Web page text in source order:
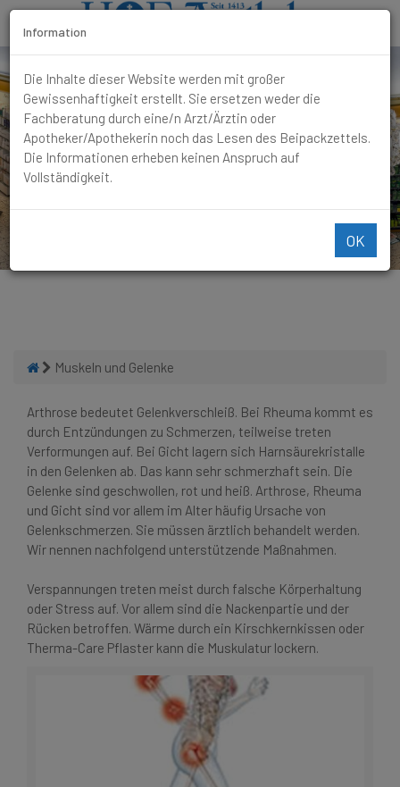
a
i
g
Muskeln und Gelenke
Arthrose bedeutet Gelenkverschleiß. Bei Rheuma kommt es
durch Entzündungen zu Schmerzen, teilweise treten
Verformungen auf. Bei Gicht lagern sich Harnsäurekristalle
in den Gelenken ab. Das kann sehr schmerzhaft sein. Die
Gelenke sind geschwollen, rot und heiß. Arthrose, Rheuma
und Gicht sind vor allem im Alter häufig Ursache von
Gelenkschmerzen. Sie müssen ärztlich behandelt werden.
Wir nennen nachfolgend unterstützende Maßnahmen.
Verspannungen treten meist durch falsche Körperhaltung
oder Stress auf. Vor allem sind die Nackenpartie und der
Rücken betroffen. Wärme durch ein Kirschkernkissen oder
Therma-Care Pflaster kann die Muskulatur lockern.
Information
Die Inhalte dieser Website werden mit großer
Gewissenhaftigkeit erstellt. Sie ersetzen weder die
Fachberatung durch eine/n Arzt/Ärztin oder
Apotheker/Apothekerin noch das Lesen des Beipackzettels.
Die Informationen erheben keinen Anspruch auf
Vollständigkeit.
OK